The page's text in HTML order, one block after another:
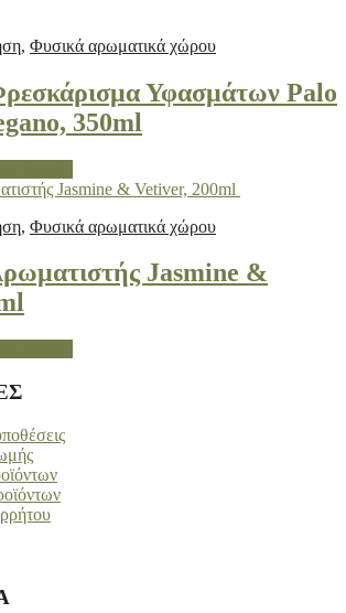
, Φυσικά αρωματικά χώρου
Υφασμάτων Palo
350ml
, Φυσικά αρωματικά χώρου
Jasmine &